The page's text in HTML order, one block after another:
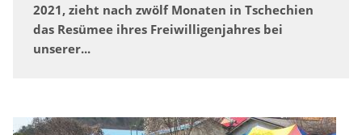
2021, zieht nach zwölf Monaten in Tschechien
das Resümee ihres Freiwilligenjahres bei
unserer...